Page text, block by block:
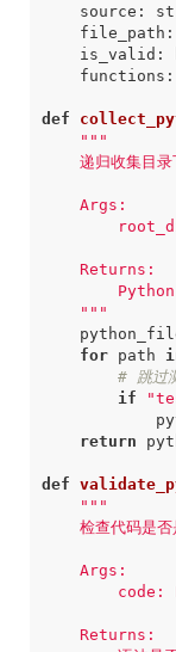
source :
file_path :
is_valid :
functions :
def
    """
for
path
# 跳过
if
return
def